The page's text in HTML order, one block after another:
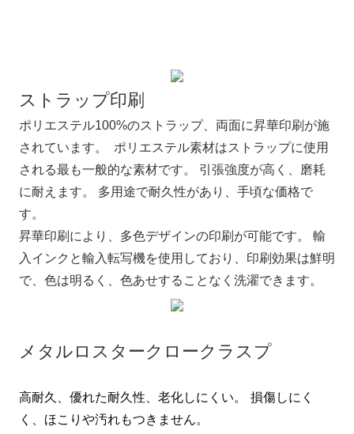
ストラップ印刷
ポリエステル100%のストラップ、両面に昇華印刷が施
されています。 ポリエステル素材はストラップに使用
される最も一般的な素材です。 引張強度が高く、磨耗
に耐えます。 多用途で耐久性があり、手頃な価格で
す。
昇華印刷により、多色デザインの印刷が可能です。 輸
入インクと輸入転写機を使用しており、印刷効果は鮮明
で、色は明るく、色あせすることなく洗濯できます。
メタルロスタークロークラスプ
高耐久、優れた耐久性、老化しにくい。 損傷しにく
く、ほこりや汚れもつきません。